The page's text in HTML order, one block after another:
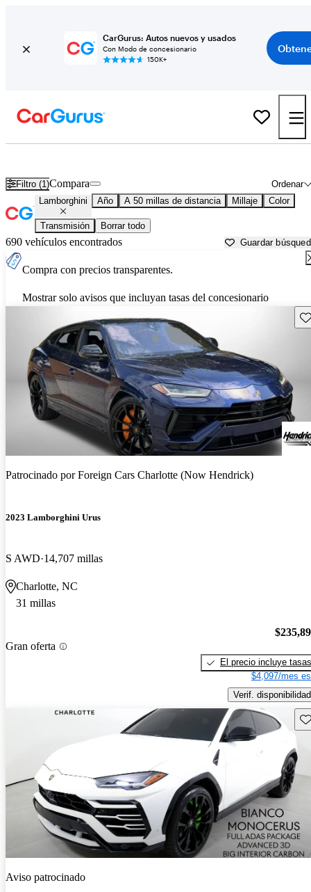
CarGurus: Autos nuevos y usados
Con Modo de concesionario
150K+
Filtro (1) Ordenar
Compara
Lamborghini Año A 50 millas de distancia Millaje Color
Transmisión Borrar todo
690 vehículos encontrados Guardar
Compra con precios transparentes.
Mostrar solo avisos que incluyan tasas del concesionario
Patrocinado porForeign Cars Charlotte (Now Hendrick)
2023 Lamborghini Urus
S AWD 14,707 millas
Charlotte, NC
31 millas
Gran oferta
El precio incluye tasas
$4,097/mes
Verif. disponibilidad
Aviso patrocinado